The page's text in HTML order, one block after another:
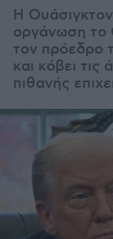
Η Ουάσιγκτον
οργάνωση το
τον πρόεδρο
και κόβει
πιθανής